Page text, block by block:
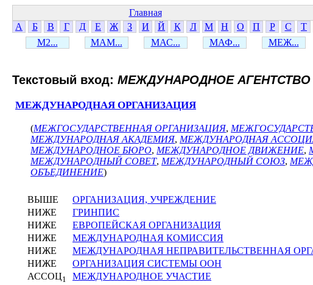
Главная
А
Б В Г Д Е Ж З И Й К Л М Н О П Р С Т
М2...
МАМ... МАС... МАФ... МЕЖ...
Текстовый вход: МЕЖДУНАРОДНОЕ АГЕНТСТВО
МЕЖДУНАРОДНАЯ ОРГАНИЗАЦИЯ
(МЕЖГОСУДАРСТВЕННАЯ ОРГАНИЗАЦИЯ,
МЕЖДУНАРОДНАЯ АКАДЕМИЯ, МЕЖДУНАРОДНАЯ
МЕЖДУНАРОДНОЕ БЮРО, МЕЖДУНАРОДНОЕ ДВИЖЕНИЕ,
МЕЖДУНАРОДНЫЙ СОВЕТ, МЕЖДУНАРОДНЫЙ СОЮЗ,
ОБЪЕДИНЕНИЕ)
ВЫШЕ
ОРГАНИЗАЦИЯ, УЧРЕЖДЕНИЕ
НИЖЕ
ГРИНПИС
НИЖЕ
ЕВРОПЕЙСКАЯ ОРГАНИЗАЦИЯ
НИЖЕ
МЕЖДУНАРОДНАЯ КОМИССИЯ
НИЖЕ
МЕЖДУНАРОДНАЯ НЕПРАВИТЕЛЬСТВЕННАЯ
НИЖЕ
ОРГАНИЗАЦИЯ СИСТЕМЫ ООН
АССОЦ1 МЕЖДУНАРОДНОЕ УЧАСТИЕ